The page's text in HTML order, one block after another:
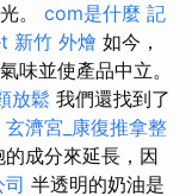
。 com是什麼 記
新竹 外燴 如今，
味並使產品中立。
放鬆 我們還找到了
玄濟宮_康復推拿整
成分來延長，因
半透明的奶油是